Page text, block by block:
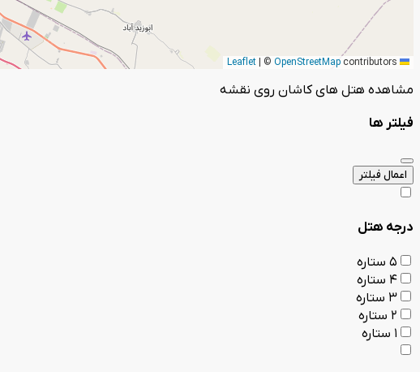
© OpenStreetMap contributors
مشاهده هتل های کاشان روی نقشه
فیلتر ها
اعمال فیلتر
درجه هتل
5 ستاره
4 ستاره
3 ستاره
2 ستاره
1 ستاره